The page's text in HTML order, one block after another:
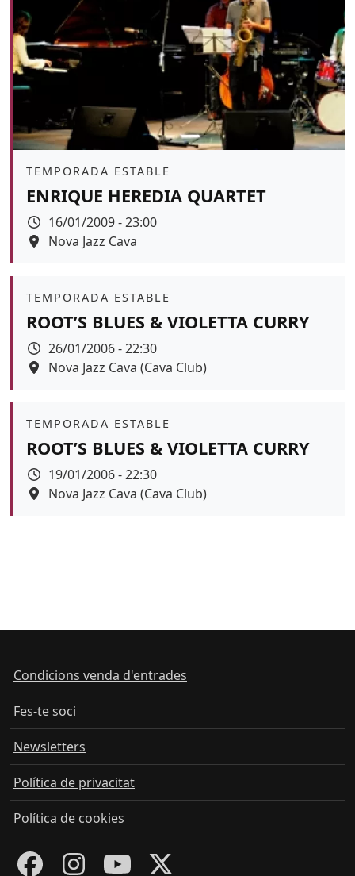
Àmbit
TEMPORADA ESTABLE
ENRIQUE HEREDIA QUARTET
Data
16/01/2009 - 23:00
Espai
Nova Jazz Cava
Àmbit
TEMPORADA ESTABLE
ROOT’S BLUES & VIOLETTA CURRY
Data
26/01/2006 - 22:30
Espai
Nova Jazz Cava (Cava Club)
Àmbit
TEMPORADA ESTABLE
ROOT’S BLUES & VIOLETTA CURRY
Data
19/01/2006 - 22:30
Espai
Nova Jazz Cava (Cava Club)
Condicions venda d'entrades
Fes-te soci
Newsletters
Política de privacitat
Política de cookies